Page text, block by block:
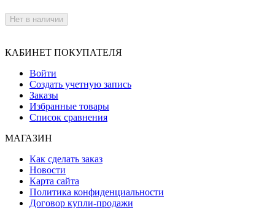
Нет в наличии
КАБИНЕТ ПОКУПАТЕЛЯ
Войти
Создать учетную запись
Заказы
Избранные товары
Список сравнения
МАГАЗИН
Как сделать заказ
Новости
Карта сайта
Политика конфиденциальности
Договор купли-продажи